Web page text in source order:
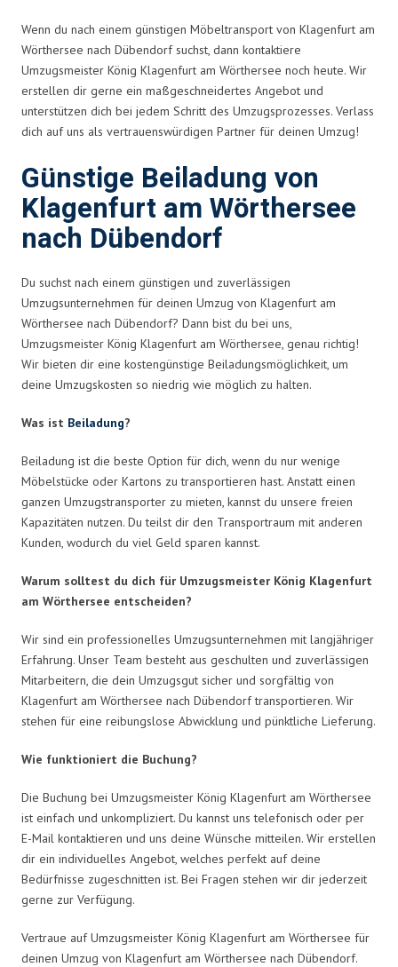
Wenn du nach einem günstigen Möbeltransport von Klagenfurt am
Wörthersee nach Dübendorf suchst, dann kontaktiere
Umzugsmeister König Klagenfurt am Wörthersee noch heute. Wir
erstellen dir gerne ein maßgeschneidertes Angebot und
unterstützen dich bei jedem Schritt des Umzugsprozesses. Verlass
dich auf uns als vertrauenswürdigen Partner für deinen Umzug!
Günstige Beiladung von
Klagenfurt am Wörthersee
nach Dübendorf
Du suchst nach einem günstigen und zuverlässigen
Umzugsunternehmen für deinen Umzug von Klagenfurt am
Wörthersee nach Dübendorf? Dann bist du bei uns,
Umzugsmeister König Klagenfurt am Wörthersee, genau richtig!
Wir bieten dir eine kostengünstige Beiladungsmöglichkeit, um
deine Umzugskosten so niedrig wie möglich zu halten.
Was ist Beiladung?
Beiladung ist die beste Option für dich, wenn du nur wenige
Möbelstücke oder Kartons zu transportieren hast. Anstatt einen
ganzen Umzugstransporter zu mieten, kannst du unsere freien
Kapazitäten nutzen. Du teilst dir den Transportraum mit anderen
Kunden, wodurch du viel Geld sparen kannst.
Warum solltest du dich für Umzugsmeister König Klagenfurt
am Wörthersee entscheiden?
Wir sind ein professionelles Umzugsunternehmen mit langjähriger
Erfahrung. Unser Team besteht aus geschulten und zuverlässigen
Mitarbeitern, die dein Umzugsgut sicher und sorgfältig von
Klagenfurt am Wörthersee nach Dübendorf transportieren. Wir
stehen für eine reibungslose Abwicklung und pünktliche Lieferung.
Wie funktioniert die Buchung?
Die Buchung bei Umzugsmeister König Klagenfurt am Wörthersee
ist einfach und unkompliziert. Du kannst uns telefonisch oder per
E-Mail kontaktieren und uns deine Wünsche mitteilen. Wir erstellen
dir ein individuelles Angebot, welches perfekt auf deine
Bedürfnisse zugeschnitten ist. Bei Fragen stehen wir dir jederzeit
gerne zur Verfügung.
Vertraue auf Umzugsmeister König Klagenfurt am Wörthersee für
deinen Umzug von Klagenfurt am Wörthersee nach Dübendorf.